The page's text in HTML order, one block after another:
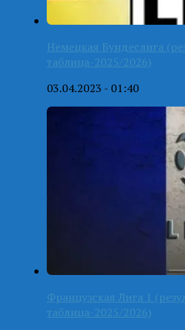
Немецкая Бундеслига
таблица-2025/2026)
03.04.2023 - 01:40
Французская Лига 1
таблица-2025/2026)